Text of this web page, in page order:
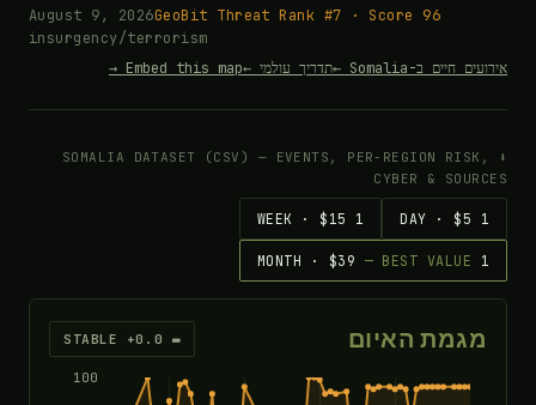
August 9, 2026GeoBit Threat Rank #7 · Score 96
insurgency/terrorism
אירועים חיים ב-Somalia ←
תדריך עולמי ←Embed this map →
⬇ SOMALIA DATASET (CSV) — EVENTS, PER-REGION RISK,
CYBER & SOURCES
1 DAY · $5
1 WEEK · $15
1 MONTH · $39
— BEST VALUE
מגמת האיום ▬ STABLE +0.0
100